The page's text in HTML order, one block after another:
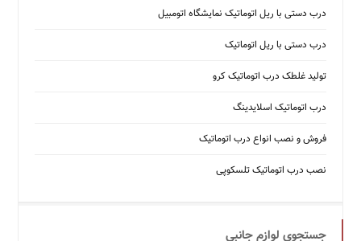
درب دستی با ریل اتوماتیک نمایشگاه اتومبیل
درب دستی با ریل اتوماتیک
تولید غلطک درب اتوماتیک کرو
درب اتوماتیک اسلایدینگ
فروش و نصب انواع درب اتوماتیک
نصب درب اتوماتیک تلسکوپی
جستجوی لوازم جانبی